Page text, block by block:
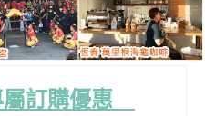
訂購優惠